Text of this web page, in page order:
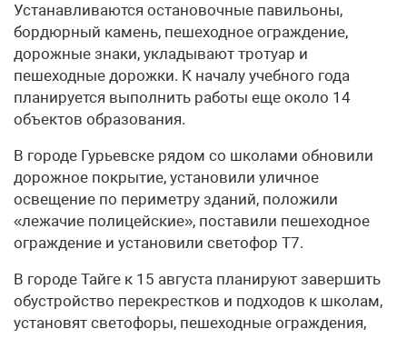
Устанавливаются остановочные павильоны,
бордюрный камень, пешеходное ограждение,
дорожные знаки, укладывают тротуар и
пешеходные дорожки. К началу учебного года
планируется выполнить работы еще около 14
объектов образования.
В городе Гурьевске рядом со школами обновили
дорожное покрытие, установили уличное
освещение по периметру зданий, положили
«лежачие полицейские», поставили пешеходное
ограждение и установили светофор Т7.
В городе Тайге к 15 августа планируют завершить
обустройство перекрестков и подходов к школам,
установят светофоры, пешеходные ограждения,